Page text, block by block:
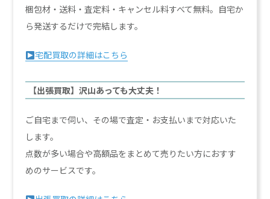
梱包材・送料・査定料・キャンセル料すべて無料。自宅か
ら発送するだけで完結します。
宅配買取の詳細はこちら
【出張買取】沢山あっても大丈夫！
ご自宅まで伺い、その場で査定・お支払いまで対応いた
します。
点数が多い場合や高額品をまとめて売りたい方におすす
めのサービスです。